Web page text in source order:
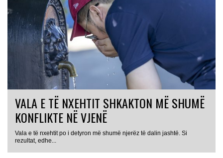
VALA E TË NXEHTIT SHKAKTON MË SHUMË
KONFLIKTE NË VJENË
Vala e të nxehtit po i detyron më shumë njerëz të dalin jashtë. Si
rezultat, edhe...